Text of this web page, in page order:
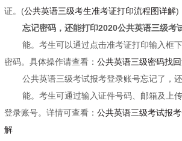
证。(公共英语三级考生准考证打印流程图详解)
忘记密码，还能打印2020公共英语三级考
能。考生可以通过点击准考证打印输入框
密码。具体操作请查看： 公共英语三级密码找
公共英语三级考试报考登录账号忘记了，
能。考生可通过输入证件号码、邮箱及上
登录账号。详情可查看： 公共英语三级考试报
解